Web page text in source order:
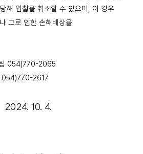
당해 입찰을 취소할 수 있으며, 이 경우
그로 인한 손해배상을
054)770-2065
054)770-2617
2024. 10. 4.